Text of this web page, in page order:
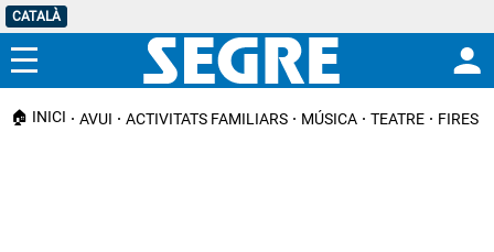
CATALÀ
Menú
🏠 INICI AVUI ACTIVITATS FAMILIARS MÚSICA TEATRE FIRES I